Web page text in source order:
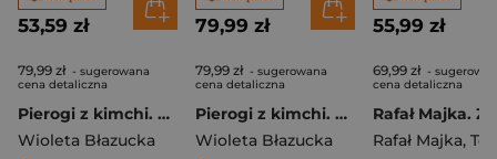
53,59 zł
79,99 zł - sugerowana
cena detaliczna
Pierogi z kimchi. Moje ulubione azjatyckie przepisy
Wioleta Błazucka
79,99 zł
79,99 zł - sugerowana
cena detaliczna
Pierogi z kimchi. Moje ulubione azjatyckie przepisy - książka z autografem
Wioleta Błazucka
55,99 zł
69,99 zł -
cena detaliczna
Rafał Majka,